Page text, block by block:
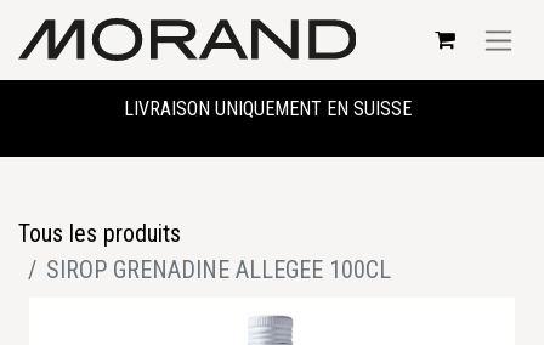
LIVRAISON UNIQUEMENT EN SUISSE
Tous les produits
SIROP GRENADINE ALLEGEE 100CL